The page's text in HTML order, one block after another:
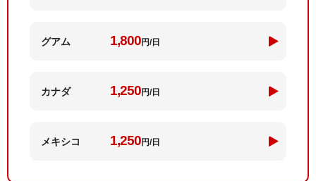
グアム 1,800円/日
カナダ 1,250円/日
メキシコ 1,250円/日